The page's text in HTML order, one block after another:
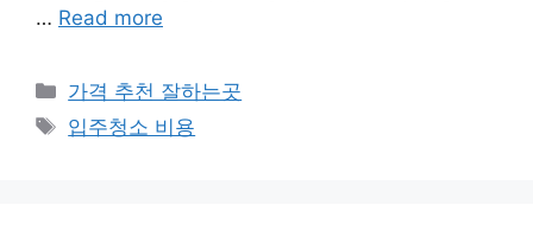
… Read more
카
테
가격 추천 잘하는곳
태
입주청소 비용